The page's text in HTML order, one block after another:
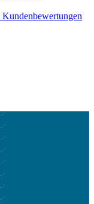
Kundenbewertungen